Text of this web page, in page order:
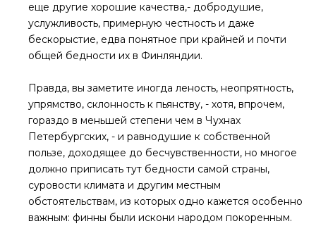
еще другие хорошие качества,- добродушие,
услужливость, примерную честность и даже
бескорыстие, едва понятное при крайней и почти
общей бедности их в Финляндии.
Правда, вы заметите иногда леность, неопрятность,
упрямство, склонность к пьянству, - хотя, впрочем,
гораздо в меньшей степени чем в Чухнах
Петербургских, - и равнодушие к собственной
пользе, доходящее до бесчувственности, но многое
должно приписать тут бедности самой страны,
суровости климата и другим местным
обстоятельствам, из которых одно кажется особенно
важным: финны были искони народом покоренным.